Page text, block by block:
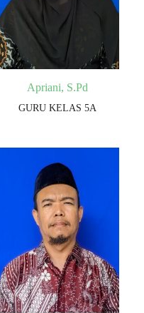
Apriani, S.Pd
GURU KELAS 5A